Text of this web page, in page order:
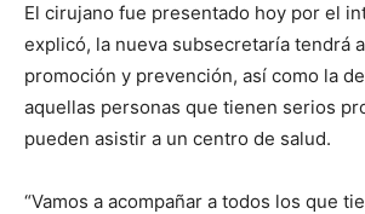
El cirujano fue presentado hoy por el
explicó, la nueva subsecretaría tendrá
promoción y prevención, así como la
aquellas personas que tienen serios
pueden asistir a un centro de salud.
“Vamos a acompañar a todos los que